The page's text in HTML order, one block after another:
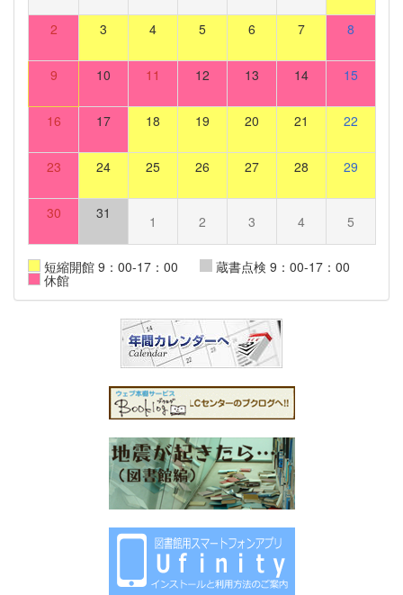
2 3 4 5 6 7 8
9 10 11 12 13 14 15
16 17 18 19 20 21 22
23 24 25 26 27 28 29
30 31 1 2 3 4 5
短縮開館 9：00-17：00 蔵書点検 9：00-17：00
休館